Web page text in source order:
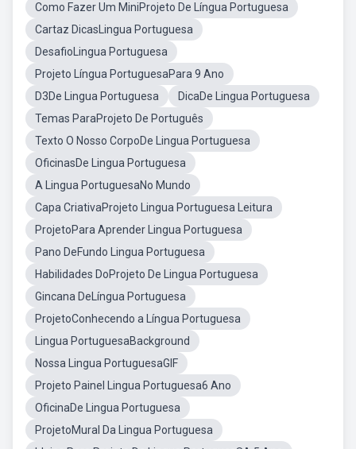
Como Fazer Um MiniProjeto De Língua Portuguesa
Cartaz DicasLingua Portuguesa
DesafioLingua Portuguesa
Projeto Língua PortuguesaPara 9 Ano
D3De Lingua Portuguesa
DicaDe Lingua Portuguesa
Temas ParaProjeto De Português
Texto O Nosso CorpoDe Lingua Portuguesa
OficinasDe Lingua Portuguesa
A Lingua PortuguesaNo Mundo
Capa CriativaProjeto Lingua Portuguesa Leitura
ProjetoPara Aprender Lingua Portuguesa
Pano DeFundo Lingua Portuguesa
Habilidades DoProjeto De Lingua Portuguesa
Gincana DeLíngua Portuguesa
ProjetoConhecendo a Língua Portuguesa
Lingua PortuguesaBackground
Nossa Lingua PortuguesaGIF
Projeto Painel Lingua Portuguesa6 Ano
OficinaDe Lingua Portuguesa
ProjetoMural Da Lingua Portuguesa